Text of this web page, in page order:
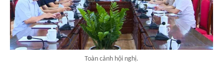
Toàn cảnh hội nghị.